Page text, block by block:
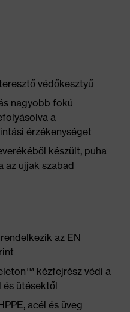
védőkesztyű
nagyobb fokú
a
érzékenységet
készült, puha
az ujjak szabad
az EN
kézfejrész védi a
és ütésektől
acél és üveg